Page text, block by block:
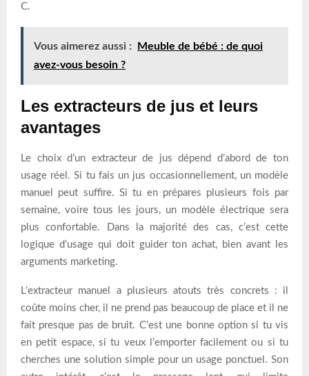
C.
Vous aimerez aussi :
Meuble de bébé : de quoi
avez-vous besoin ?
Les extracteurs de jus et leurs
avantages
Le choix d’un extracteur de jus dépend d’abord de ton
usage réel. Si tu fais un jus occasionnellement, un modèle
manuel peut suffire. Si tu en prépares plusieurs fois par
semaine, voire tous les jours, un modèle électrique sera
plus confortable. Dans la majorité des cas, c’est cette
logique d’usage qui doit guider ton achat, bien avant les
arguments marketing.
L’extracteur manuel a plusieurs atouts très concrets : il
coûte moins cher, il ne prend pas beaucoup de place et il ne
fait presque pas de bruit. C’est une bonne option si tu vis
en petit espace, si tu veux l’emporter facilement ou si tu
cherches une solution simple pour un usage ponctuel. Son